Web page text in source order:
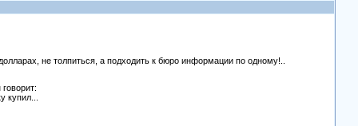
не толпиться, а подходить к бюро информации по одному!..
купил...